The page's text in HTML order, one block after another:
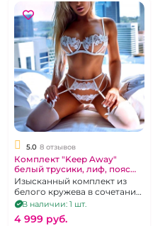
5.0 8 отзывов
Комплект "Keep Away"
белый трусики, лиф, пояс
для чулок размер 3XL
Изысканный комплект из
белого кружева в сочетании
с микросеточкой. р. 50-52
В наличии: 1 шт.
4 999 pуб.